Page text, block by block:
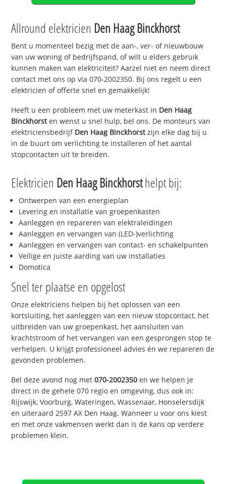
Allround elektricien Den Haag Binckhorst
Bent u momenteel bezig met de aan-, ver- of nieuwbouw
van uw woning of bedrijfspand, of wilt u elders gebruik
kunnen maken van elektriciteit? Aarzel niet en neem direct
contact met ons op via 070-2002350. Bij ons regelt u een
elektricien of offerte snel en gemakkelijk!
Heeft u een probleem met uw meterkast in Den Haag
Binckhorsten wenst u snel hulp, bel ons. De monteurs van
elektriciensbedrijf Den Haag Binckhorstzijn elke dag bij u
in de buurt om verlichting te installeren of het aantal
stopcontacten uit te breiden.
Elektricien Den Haag Binckhorsthelpt bij:
Ontwerpen van een energieplan
Levering en installatie van groepenkasten
Aanleggen en repareren van elektraleidingen
Aanleggen en vervangen van (LED-)verlichting
Aanleggen en vervangen van contact- en schakelpunten
Veilige en juiste aarding van uw installaties
Domotica
Snel ter plaatse en opgelost
Onze elektriciens helpen bij het oplossen van een
kortsluiting, het aanleggen van een nieuw stopcontact, het
uitbreiden van uw groepenkast, het aansluiten van
krachtstroom of het vervangen van een gesprongen stop te
verhelpen. U krijgt professioneel advies én we repareren de
gevonden problemen.
Bel deze avond nog met070-2002350 en we helpen je
direct in de gehele 070 regio en omgeving, dus ook in:
Rijswijk, Voorburg, Wateringen, Wassenaar, Honselersdijk
en uiteraard 2597 AX Den Haag. Wanneer u voor ons kiest
en met onze vakmensen werkt dan is de kans op verdere
problemen klein.